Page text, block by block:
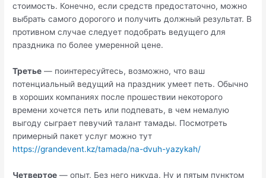
стоимость. Конечно, если средств предостаточно, можно
выбрать самого дорогого и получить должный результат. В
противном случае следует подобрать ведущего для
праздника по более умеренной цене.
Третье — поинтересуйтесь, возможно, что ваш
потенциальный ведущий на праздник умеет петь. Обычно
в хороших компаниях после прошествии некоторого
времени хочется петь или подпевать, в чем немалую
выгоду сыграет певучий талант тамады. Посмотреть
примерный пакет услуг можно тут
https://grandevent.kz/tamada/na-dvuh-yazykah/
Четвертое — опыт. Без него никуда. Ну и пятым пунктом